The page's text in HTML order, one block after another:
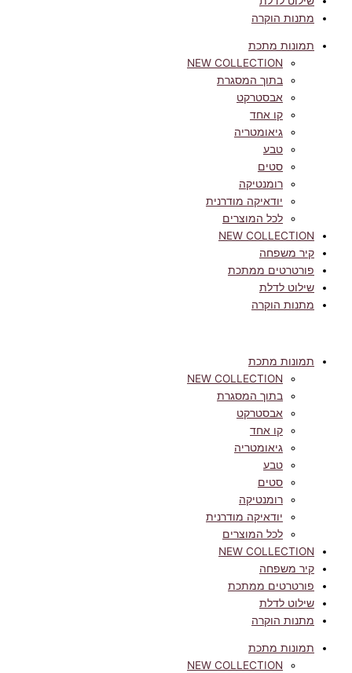
מתנות הוקרה
תמונות מתכת
NEW COLLECTION
בתוך המסגרת
אבסטרקט
קו אחד
גיאומטריה
טבע
סטים
רומנטיקה
יודאיקה מודרנית
לכל המוצרים
NEW COLLECTION
קיר משפחה
פורטרטים ממתכת
שילוט לדלת
מתנות הוקרה
תמונות מתכת
NEW COLLECTION
בתוך המסגרת
אבסטרקט
קו אחד
גיאומטריה
טבע
סטים
רומנטיקה
יודאיקה מודרנית
לכל המוצרים
NEW COLLECTION
קיר משפחה
פורטרטים ממתכת
שילוט לדלת
מתנות הוקרה
תמונות מתכת
NEW COLLECTION